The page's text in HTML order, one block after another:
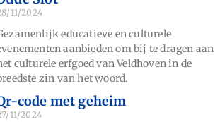
11/2024
educatieve en culturele
aanbieden om bij te dragen aan
culturele erfgoed van Veldhoven in de
zin van het woord.
code met geheim
11/2024